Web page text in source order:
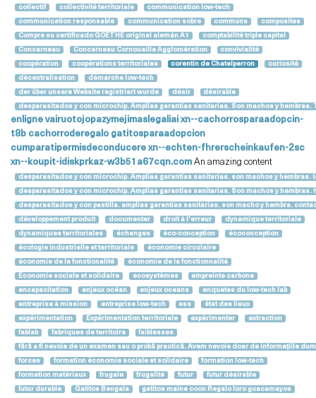
collectif collectivité territoriale communication low-tech
communication responsable communication sobre communs composites
Compre su certificado GOETHE original alemán A1 comptabilité triple capital
Concarneau Concarneau Cornouaille Agglomération convivialité
coopération coopérations territoriales corentin de Chatelperron curiosité
décentralisation démarche low-tech
der über unsere Website registriert wurde désir désirable
desparasitados y con microchip. Amplias garantías sanitarias. Son machos y
enligne vairuotojopazymejimaslegaliai xn--cachorrosparaadopcin-
t8b cachorroderegalo gatitosparaadopcion
cumparatipermisdeconducere xn--echten-fhrerscheinkaufen-2sc
xn--koupit-idiskprkaz-w3b51a67cqn.com An amazing content
desparasitados y con microchip. Amplías garantías sanitarias. son machos y
desparasitados y con microchip. Amplias garantías sanitarias. Son machos y
desparasitados y con pastilla. amplias garantías sanitarias. son macho y hembra.
développement produit documenter droit à l'erreur dynamique territoriale
dynamiques territoriales échanges éco-conception écoconception
écologie industrielle et territoriale économie circulaire
économie de la fonctionalité économie de la fonctionnalité
Economie sociale et solidaire ecosystèmes empreinte carbone
encapacitation enjeux océan enjeux oceans enquetes du low-tech lab
entreprise à mission entreprise low-tech ess état des lieux
expérimentation Expérimentation territoriale expérimenter extraction
fablab fabriques de territoire faiblesses
fără a fi nevoie de un examen sau o probă practică. Avem nevoie doar de informațiile
forces formation économie sociale et solidaire formation low-tech
formation matériaux frugale frugalité futur futur désirable
futur durable Gatitos Bengala gatitos maine coon Regalo loro guacamayos